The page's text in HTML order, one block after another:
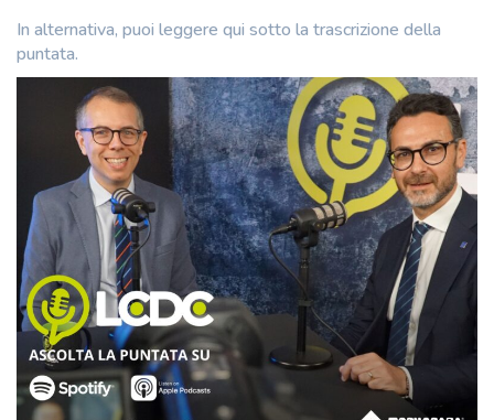
In alternativa, puoi leggere qui sotto la trascrizione della
puntata.